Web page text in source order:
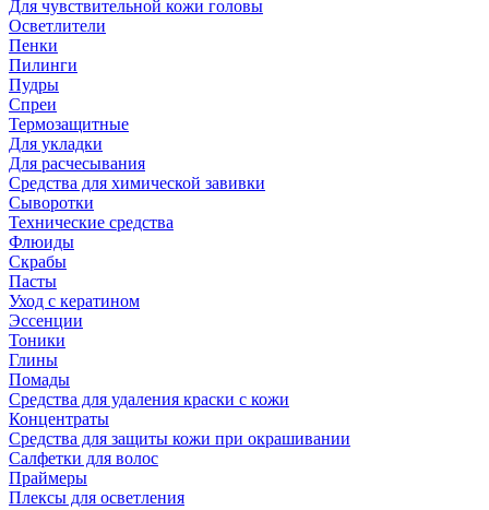
Для чувствительной кожи головы
Осветлители
Пенки
Пилинги
Пудры
Спреи
Термозащитные
Для укладки
Для расчесывания
Средства для химической завивки
Сыворотки
Технические средства
Флюиды
Скрабы
Пасты
Уход с кератином
Эссенции
Тоники
Глины
Помады
Средства для удаления краски с кожи
Концентраты
Средства для защиты кожи при окрашивании
Салфетки для волос
Праймеры
Плексы для осветления